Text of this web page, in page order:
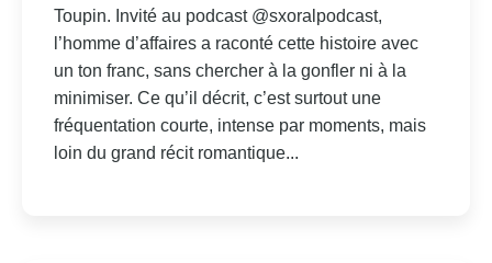
Toupin. Invité au podcast @sxoralpodcast,
l’homme d’affaires a raconté cette histoire avec
un ton franc, sans chercher à la gonfler ni à la
minimiser. Ce qu’il décrit, c’est surtout une
fréquentation courte, intense par moments, mais
loin du grand récit romantique...